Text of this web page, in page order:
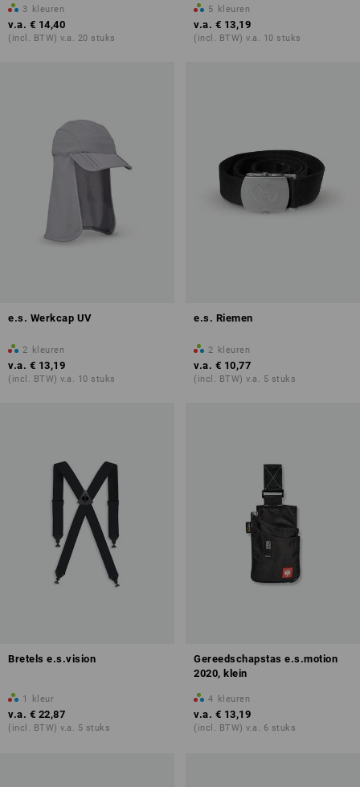
3 kleuren
v.a. € 14,40
(incl. BTW) v.a. 20 stuks
5 kleuren
v.a. € 13,19
(incl. BTW) v.a. 10 stuks
e.s. Werkcap UV
2 kleuren
v.a. € 13,19
(incl. BTW) v.a. 10 stuks
e.s. Riemen
2 kleuren
v.a. € 10,77
(incl. BTW) v.a. 5 stuks
Bretels e.s.vision
1 kleur
v.a. € 22,87
(incl. BTW) v.a. 5 stuks
Gereedschapstas e.s.motion
2020, klein
4 kleuren
v.a. € 13,19
(incl. BTW) v.a. 6 stuks